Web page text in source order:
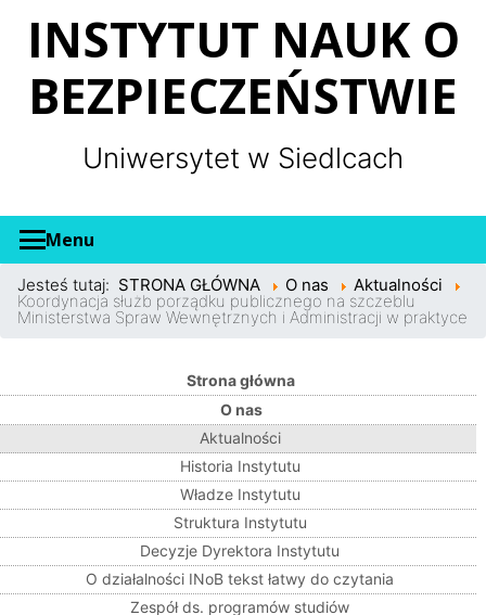
INSTYTUT NAUK O
BEZPIECZEŃSTWIE
Uniwersytet w Siedlcach
Menu
Jesteś tutaj: STRONA GŁÓWNA O nas Aktualności
Koordynacja służb porządku publicznego na szczeblu
Ministerstwa Spraw Wewnętrznych i Administracji w praktyce
Strona główna
O nas
Aktualności
Historia Instytutu
Władze Instytutu
Struktura Instytutu
Decyzje Dyrektora Instytutu
O działalności INoB tekst łatwy do czytania
Zespół ds. programów studiów